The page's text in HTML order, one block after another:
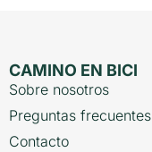
CAMINO EN BICI
Sobre nosotros
Preguntas frecuentes
Contacto